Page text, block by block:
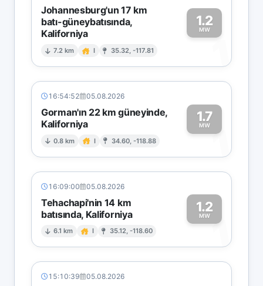
Johannesburg'un 17 km
batı-güneybatısında,
Kaliforniya
7.2 km I 35.32, -117.81
1.2
MW
1
16:54:52 05.08.2026
Gorman'ın 22 km güneyinde,
Kaliforniya
0.8 km I 34.60, -118.88
1.7
MW1
16:09:00 05.08.2026
Tehachapi'nin 14 km
batısında, Kaliforniya
6.1 km I 35.12, -118.60
1.2
MW1
15:10:39 05.08.2026